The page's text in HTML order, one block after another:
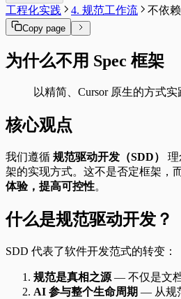
工程化实践 4. 规范工作流 不依
Copy page
为什么不用 Spec 框架
以精简、Cursor 原生的方式实
核心观点
我们遵循 规范驱动开发（SDD）
理
架的实现方式。这不是否定框架，
体验，提高可控性。
什么是规范驱动开发？
SDD 代表了软件开发范式的转变：
规范是真相之源 — 不仅是文
AI 参与整个生命周期 — 从规